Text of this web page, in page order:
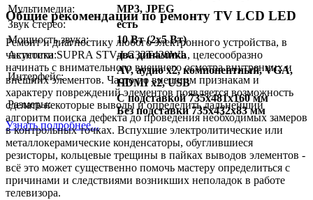
Мультимедиа:
MP3, JPEG
Звук стерео:
есть
Мощность звука:
10 Вт (2x5 Вт)
Акустика:
два динамика
Интерфейс:
AV, аудио x2, компонентный, VGA,
HDMI x2, USB
Размеры:
C подставкой 735x481x160 мм
Без подставки 735x432x83 мм
Узнать подробнее...
Общие рекомендации по ремонту TV LCD LED
Ремонт и диагностику любого электронного устройства, в
частности SUPRA STV-LC32T420WL, целесообразно
начинать с внимательного внешнего осмотра внутренних и
внешних элементов. Часто по внешним признакам и
характеру повреждений элементов появляется возможность
сделать некоторые выводы и определить дальнейший
алгоритм поиска дефекта до проведения необходимых замеров
в контрольных точках. Вспухшие электролитические или
металлокерамические конденсаторы, обуглившиеся
резисторы, кольцевые трещины в пайках выводов элементов -
всё это может существенно помочь мастеру определиться с
причинами и следствиями возникших неполадок в работе
телевизора.